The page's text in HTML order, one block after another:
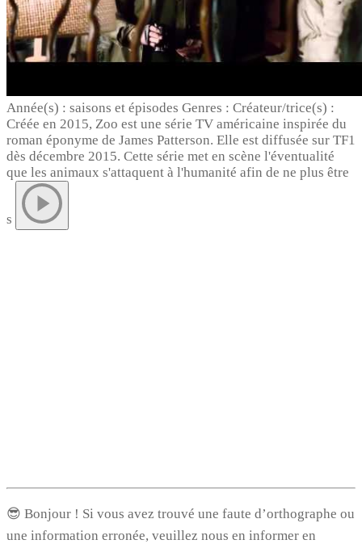
Année(s) : saisons et épisodes Genres : Créateur/trice(s) :
Créée en 2015, Zoo est une série TV américaine inspirée du
roman éponyme de James Patterson. Elle est diffusée sur TF1
dès décembre 2015. Cette série met en scène l'éventualité
que les animaux s'attaquent à l'humanité afin de ne plus être
s
😎 Bonjour ! Si vous avez trouvé une faute d’orthographe ou
une information erronée, veuillez nous en informer en